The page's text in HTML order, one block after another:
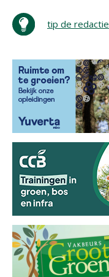
tip de redactie